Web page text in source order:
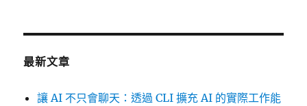
最新文章
讓 AI 不只會聊天：透過 CLI 擴充 AI 的實際工作能